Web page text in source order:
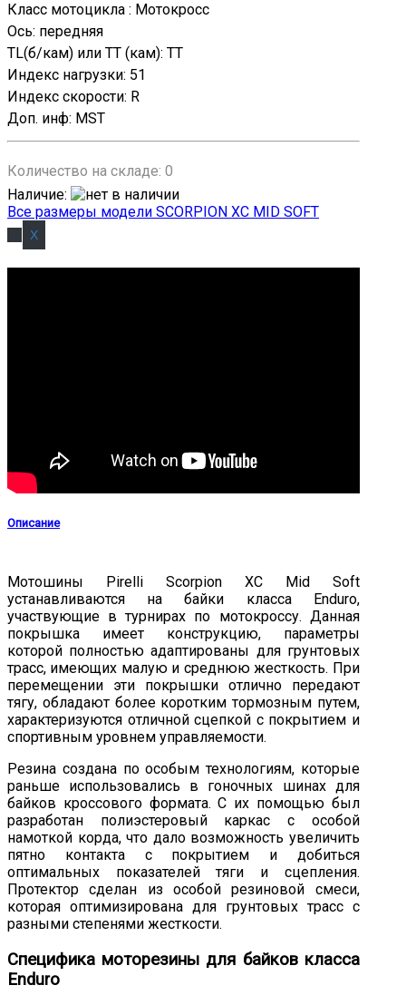
Класс мотоцикла : Мотокросс
Ось: передняя
TL(б/кам) или TT (кам): TT
Индекс нагрузки: 51
Индекс скорости: R
Доп. инф: MST
Количество на складе: 0
Наличие:
Все размеры модели SCORPION XC MID SOFT
Описание
Мотошины Pirelli Scorpion XC Mid Soft
устанавливаются на байки класса Enduro,
участвующие в турнирах по мотокроссу. Данная
покрышка имеет конструкцию, параметры
которой полностью адаптированы для грунтовых
трасс, имеющих малую и среднюю жесткость. При
перемещении эти покрышки отлично передают
тягу, обладают более коротким тормозным путем,
характеризуются отличной сцепкой с покрытием и
спортивным уровнем управляемости.
Резина создана по особым технологиям, которые
раньше использовались в гоночных шинах для
байков кроссового формата. С их помощью был
разработан полиэстеровый каркас с особой
намоткой корда, что дало возможность увеличить
пятно контакта с покрытием и добиться
оптимальных показателей тяги и сцепления.
Протектор сделан из особой резиновой смеси,
которая оптимизирована для грунтовых трасс с
разными степенями жесткости.
Специфика моторезины для байков класса
Enduro